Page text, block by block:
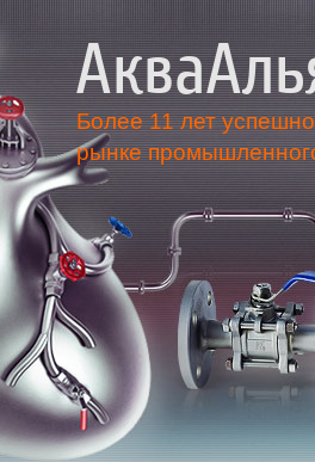
более 11
лет на
рынке
Более 11 лет
рынке